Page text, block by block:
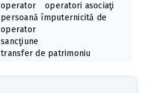
operator
operatori asociaţi
persoană împuternicită de
operator
sancţiune
transfer de patrimoniu